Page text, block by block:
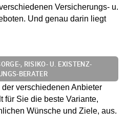
Versicherungs- u.
Und genau darin liegt
, RISIKO- U. EXISTENZ-
BERATER
verschiedenen Anbieter
für Sie die beste Variante,
Wünsche und Ziele, aus.